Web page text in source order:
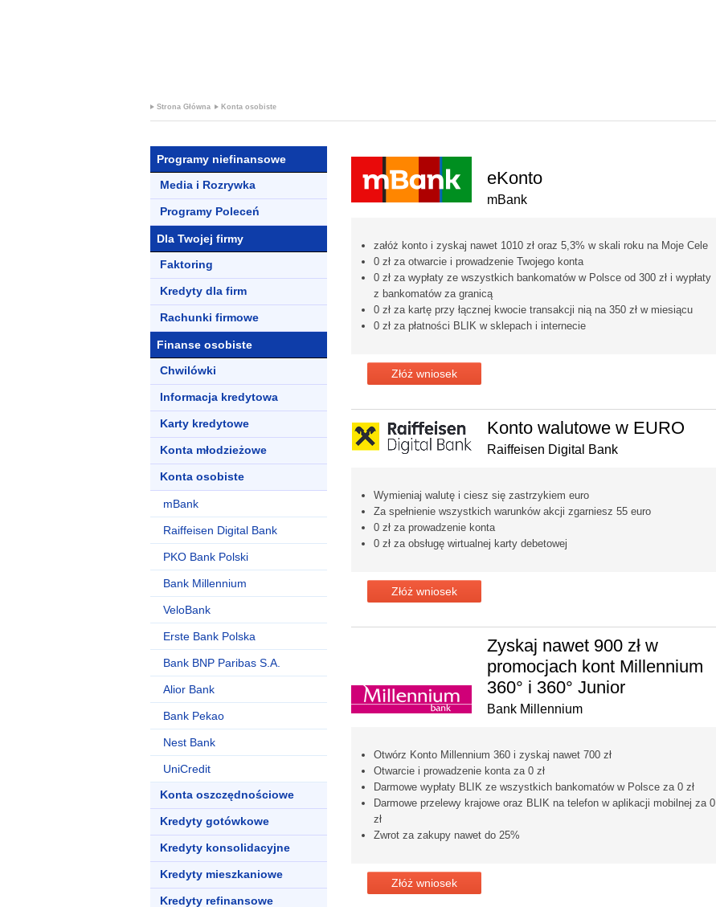
Strona Główna Konta osobiste
Programy niefinansowe
Media i Rozrywka
Programy Poleceń
Dla Twojej firmy
Faktoring
Kredyty dla firm
Rachunki firmowe
Finanse osobiste
Chwilówki
Informacja kredytowa
Karty kredytowe
Konta młodzieżowe
Konta osobiste
mBank
Raiffeisen Digital Bank
PKO Bank Polski
Bank Millennium
VeloBank
Erste Bank Polska
Bank BNP Paribas S.A.
Alior Bank
Bank Pekao
Nest Bank
UniCredit
Konta oszczędnościowe
Kredyty gotówkowe
Kredyty konsolidacyjne
Kredyty mieszkaniowe
Kredyty refinansowe
eKonto
mBank
załóż konto i zyskaj nawet 1010 zł oraz 5,3% w skali roku na Moje Cele
0 zł za otwarcie i prowadzenie Twojego konta
0 zł za wypłaty ze wszystkich bankomatów w Polsce od 300 zł i wypłaty
z bankomatów za granicą
0 zł za kartę przy łącznej kwocie transakcji nią na 350 zł w miesiącu
0 zł za płatności BLIK w sklepach i internecie
Złóż wniosek
Konto walutowe w EURO
Raiffeisen Digital Bank
Wymieniaj walutę i ciesz się zastrzykiem euro
Za spełnienie wszystkich warunków akcji zgarniesz 55 euro
0 zł za prowadzenie konta
0 zł za obsługę wirtualnej karty debetowej
Złóż wniosek
Zyskaj nawet 900 zł w
promocjach kont Millennium
360° i 360° Junior
Bank Millennium
Otwórz Konto Millennium 360 i zyskaj nawet 700 zł
Otwarcie i prowadzenie konta za 0 zł
Darmowe wypłaty BLIK ze wszystkich bankomatów w Polsce za 0 zł
Darmowe przelewy krajowe oraz BLIK na telefon w aplikacji mobilnej za 0
zł
Zwrot za zakupy nawet do 25%
Złóż wniosek